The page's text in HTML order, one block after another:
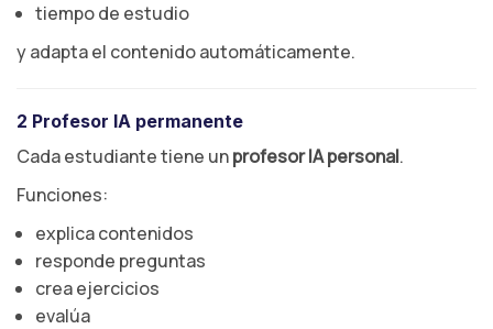
tiempo de estudio
y adapta el contenido automáticamente.
2 Profesor IA permanente
Cada estudiante tiene unprofesor IA personal.
Funciones:
explica contenidos
responde preguntas
crea ejercicios
evalúa